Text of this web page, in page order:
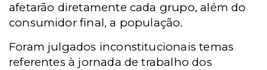
afetarão diretamente cada grupo, além do
consumidor final, a população.
Foram julgados inconstitucionais temas
referentes à jornada de trabalho dos